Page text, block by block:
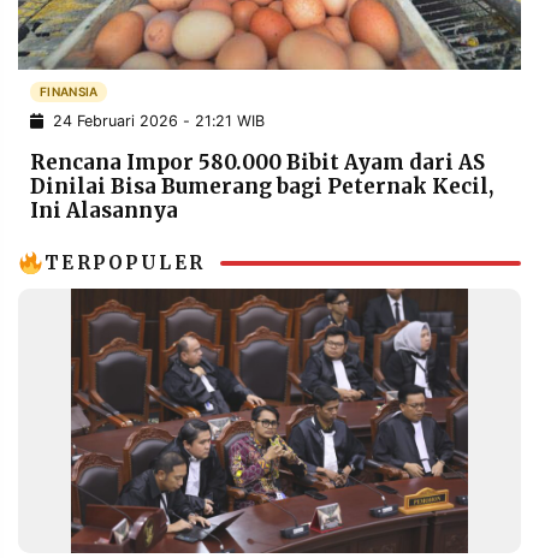
POLICY WARGA
INFORMASI
IKLAN
KIRIM
PENGADUAN TERM
SERVICE
IKUTI
RESOLUSI
MEDIA
FINANSIA
24 Februari 2026 - 21:21 WIB
Rencana Impor 580.000 Bibit Ayam dari AS
Dinilai Bisa Bumerang bagi Peternak Kecil,
Ini Alasannya
TERPOPULER